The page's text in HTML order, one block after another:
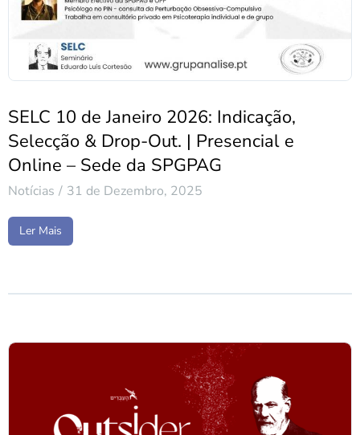
SELC 10 de Janeiro 2026: Indicação,
Selecção & Drop-Out. | Presencial e
Online – Sede da SPGPAG
Notícias 31 de Dezembro, 2025
Ler Mais